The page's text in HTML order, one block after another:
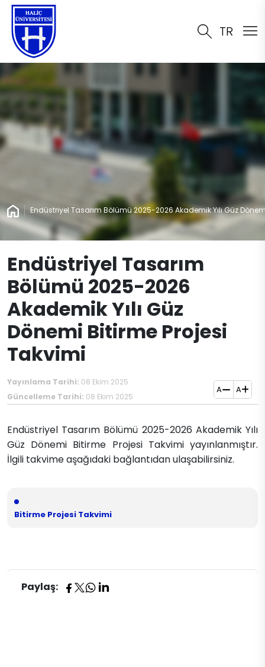
TR
Endüstriyel Tasarım Bölümü 2025-2026 Akademik Yılı Güz
Endüstriyel Tasarım
Bölümü 2025-2026
Akademik Yılı Güz
Dönemi Bitirme Projesi
Takvimi
Yayınlama Tarihi: 08 Ekim 2025
Güncelleme Tarihi: 08 Ekim 2025
A A
Endüstriyel Tasarım Bölümü 2025-2026 Akademik Yılı
Güz Dönemi Bitirme Projesi Takvimi yayınlanmıştır.
İlgili takvime aşağıdaki bağlantıdan ulaşabilirsiniz.
Bitirme Projesi Takvimi
Paylaş: